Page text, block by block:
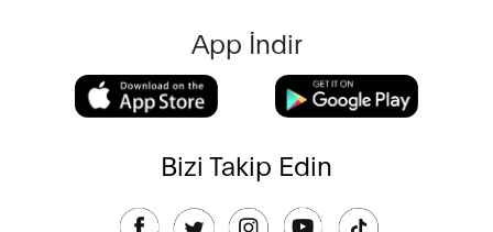
App İndir
Bizi Takip Edin